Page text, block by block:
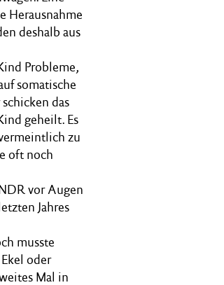
Herausnahme
deshalb aus
Probleme,
somatische
das
geheilt. Es
zu
oft noch
vor Augen
Jahres
musste
oder
Mal in